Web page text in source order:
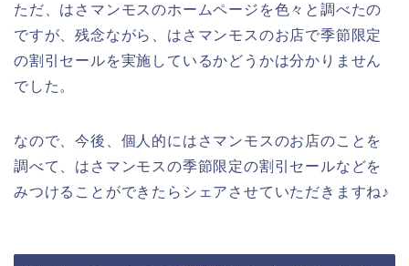
ただ、はさマンモスのホームページを色々と調べたの
ですが、残念ながら、はさマンモスのお店で季節限定
の割引セールを実施しているかどうかは分かりません
でした。
なので、今後、個人的にはさマンモスのお店のことを
調べて、はさマンモスの季節限定の割引セールなどを
みつけることができたらシェアさせていただきますね♪